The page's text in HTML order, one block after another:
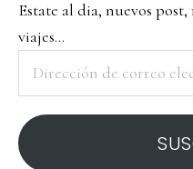
Estate al dia, nuevos
viajes...
correo
electrónico